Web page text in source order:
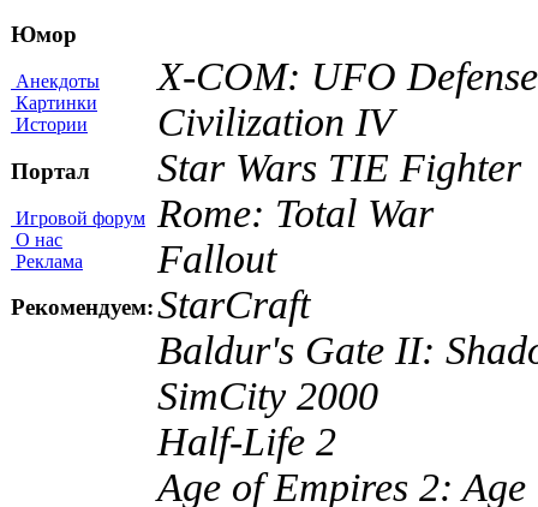
Юмор
Анекдоты
Картинки
Истории
Портал
Игровой форум
О нас
Реклама
Рекомендуем:
X-COM: UFO Defense
Civilization IV
Star Wars TIE Fighter
Rome: Total War
Fallout
StarCraft
Baldur's Gate II:
SimCity 2000
Half-Life 2
Age of Empires 2: